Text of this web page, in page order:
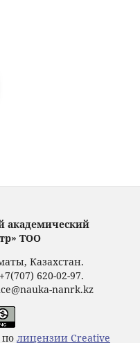
академический
ТОО
Казахстан.
620-02-97.
nanrk.kz
лицензии Creative